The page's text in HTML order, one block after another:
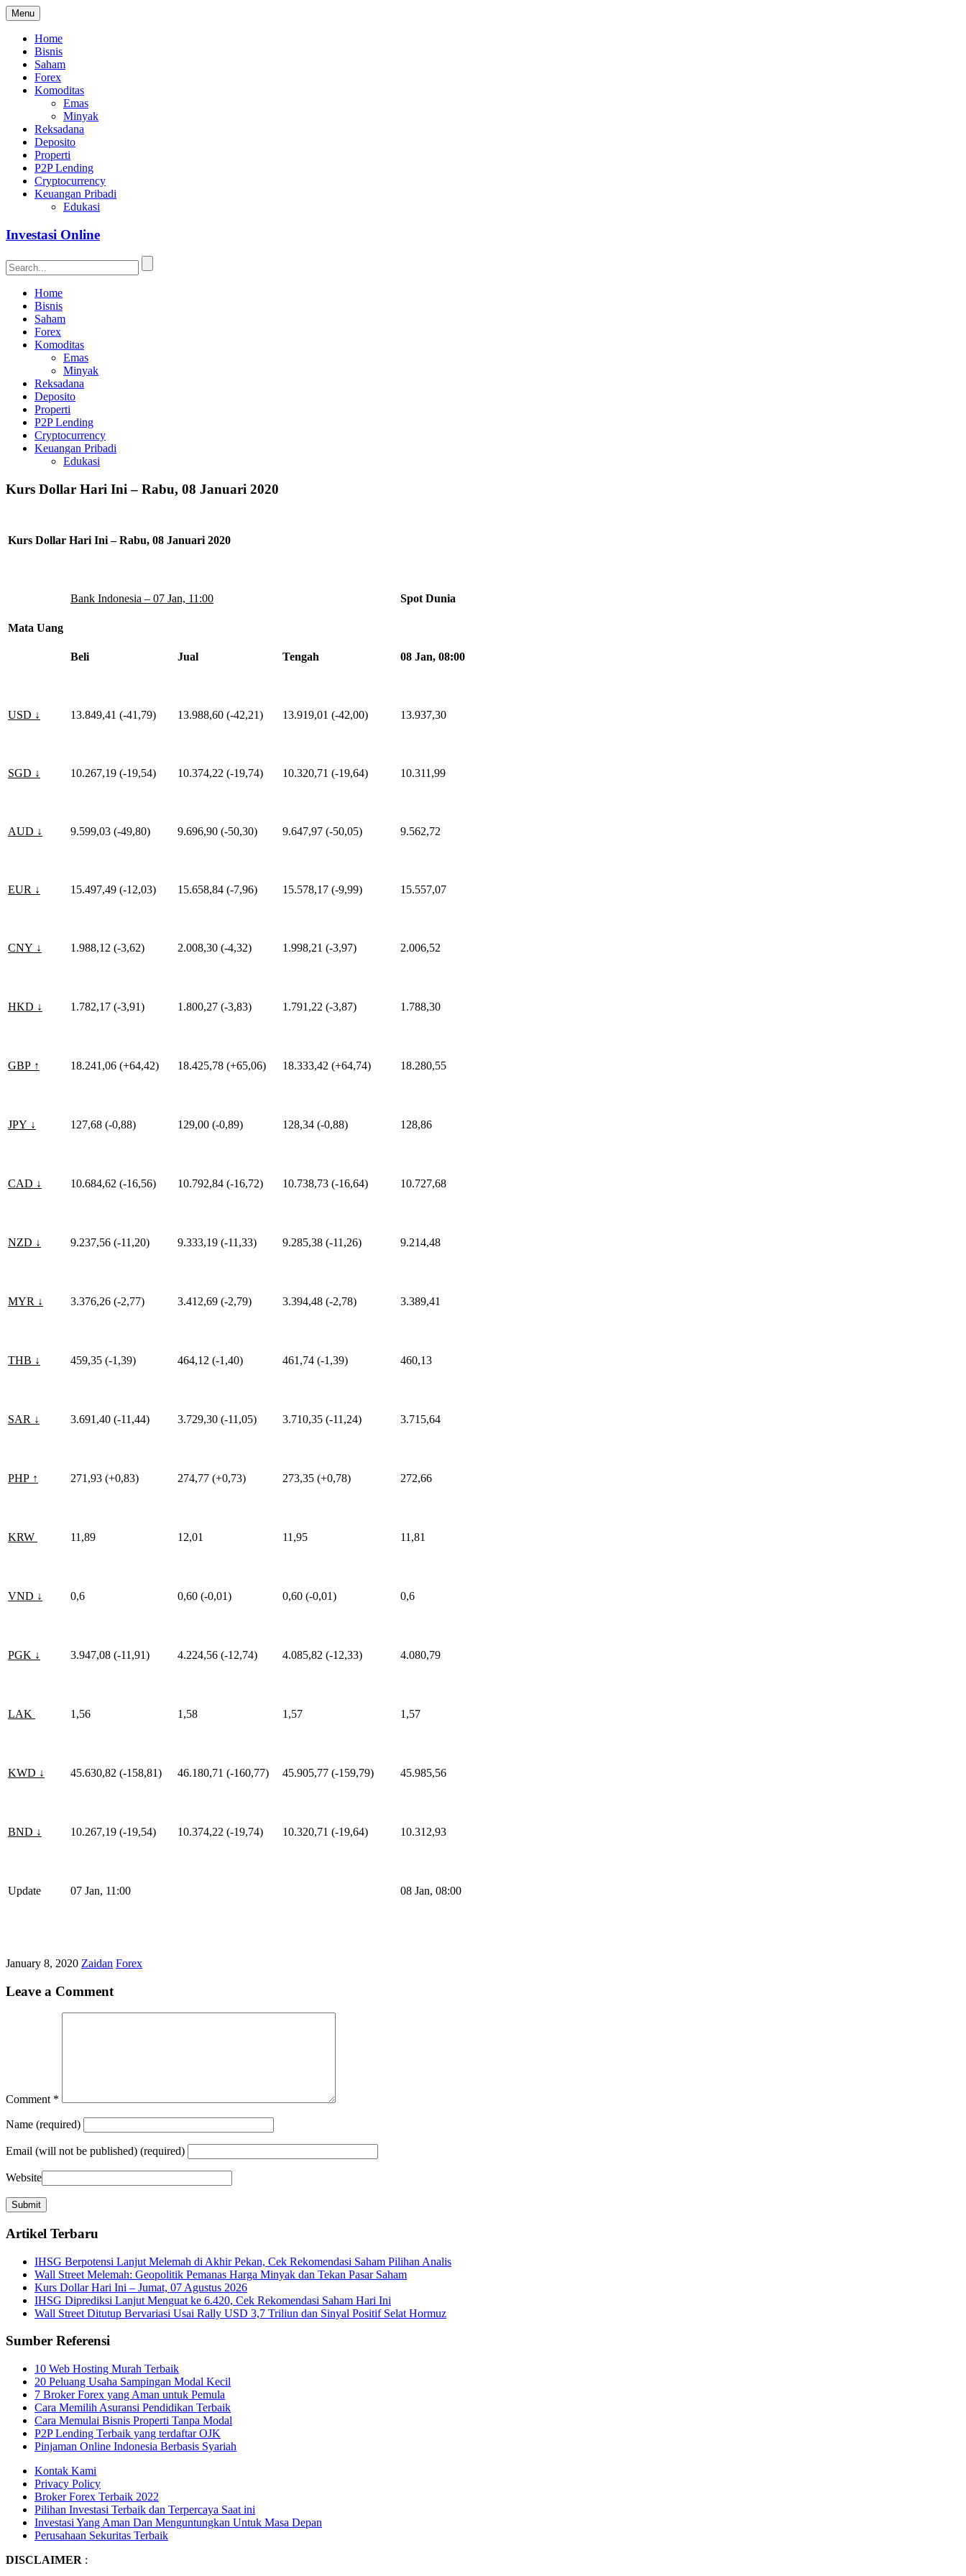
Menu
Home
Bisnis
Saham
Forex
Komoditas
Emas
Minyak
Reksadana
Deposito
Properti
P2P Lending
Cryptocurrency
Keuangan Pribadi
Edukasi
Investasi Online
Home
Bisnis
Saham
Forex
Komoditas
Emas
Minyak
Reksadana
Deposito
Properti
P2P Lending
Cryptocurrency
Keuangan Pribadi
Edukasi
Kurs Dollar Hari Ini – Rabu, 08 Januari 2020
Kurs Dollar Hari Ini – Rabu, 08 Januari 2020
Mata Uang
Bank Indonesia – 07 Jan, 11:00 Spot Dunia
Beli Jual Tengah 08 Jan, 08:00
USD ↓ 13.849,41 (-41,79) 13.988,60 (-42,21) 13.919,01 (-42,00) 13.937,30
SGD ↓ 10.267,19 (-19,54) 10.374,22 (-19,74) 10.320,71 (-19,64) 10.311,99
AUD ↓ 9.599,03 (-49,80) 9.696,90 (-50,30) 9.647,97 (-50,05) 9.562,72
EUR ↓ 15.497,49 (-12,03) 15.658,84 (-7,96) 15.578,17 (-9,99) 15.557,07
CNY ↓ 1.988,12 (-3,62) 2.008,30 (-4,32) 1.998,21 (-3,97) 2.006,52
HKD ↓ 1.782,17 (-3,91) 1.800,27 (-3,83) 1.791,22 (-3,87) 1.788,30
GBP ↑ 18.241,06 (+64,42) 18.425,78 (+65,06) 18.333,42 (+64,74) 18.280,55
JPY ↓ 127,68 (-0,88) 129,00 (-0,89) 128,34 (-0,88) 128,86
CAD ↓ 10.684,62 (-16,56) 10.792,84 (-16,72) 10.738,73 (-16,64) 10.727,68
NZD ↓ 9.237,56 (-11,20) 9.333,19 (-11,33) 9.285,38 (-11,26) 9.214,48
MYR ↓ 3.376,26 (-2,77) 3.412,69 (-2,79) 3.394,48 (-2,78) 3.389,41
THB ↓ 459,35 (-1,39) 464,12 (-1,40) 461,74 (-1,39) 460,13
SAR ↓ 3.691,40 (-11,44) 3.729,30 (-11,05) 3.710,35 (-11,24) 3.715,64
PHP ↑ 271,93 (+0,83) 274,77 (+0,73) 273,35 (+0,78) 272,66
KRW 11,89 12,01 11,95 11,81
VND ↓ 0,6 0,60 (-0,01) 0,60 (-0,01) 0,6
PGK ↓ 3.947,08 (-11,91) 4.224,56 (-12,74) 4.085,82 (-12,33) 4.080,79
LAK 1,56 1,58 1,57 1,57
KWD ↓ 45.630,82 (-158,81) 46.180,71 (-160,77) 45.905,77 (-159,79) 45.985,56
BND ↓ 10.267,19 (-19,54) 10.374,22 (-19,74) 10.320,71 (-19,64) 10.312,93
Update 07 Jan, 11:00 08 Jan, 08:00
January 8, 2020 Zaidan Forex
Leave a Comment
Comment *
Name (required)
Email (will not be published) (required)
Website
Artikel Terbaru
IHSG Berpotensi Lanjut Melemah di Akhir Pekan, Cek Rekomendasi Saham Pilihan Analis
Wall Street Melemah: Geopolitik Pemanas Harga Minyak dan Tekan Pasar Saham
Kurs Dollar Hari Ini – Jumat, 07 Agustus 2026
IHSG Diprediksi Lanjut Menguat ke 6.420, Cek Rekomendasi Saham Hari Ini
Wall Street Ditutup Bervariasi Usai Rally USD 3,7 Triliun dan Sinyal Positif Selat Hormuz
Sumber Referensi
10 Web Hosting Murah Terbaik
20 Peluang Usaha Sampingan Modal Kecil
7 Broker Forex yang Aman untuk Pemula
Cara Memilih Asuransi Pendidikan Terbaik
Cara Memulai Bisnis Properti Tanpa Modal
P2P Lending Terbaik yang terdaftar OJK
Pinjaman Online Indonesia Berbasis Syariah
Kontak Kami
Privacy Policy
Broker Forex Terbaik 2022
Pilihan Investasi Terbaik dan Terpercaya Saat ini
Investasi Yang Aman Dan Menguntungkan Untuk Masa Depan
Perusahaan Sekuritas Terbaik
DISCLAIMER :